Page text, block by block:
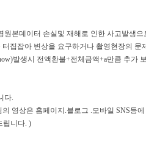
원본데이터 손실및 재해로 인한 사고발생
집잡아 변상을 요구하거나 촬영현장의
발생시 전액환불+전체금액+a만큼 추가
다.
영상은 홈페이지.블로그 .모바일 SNS등
립니다. )